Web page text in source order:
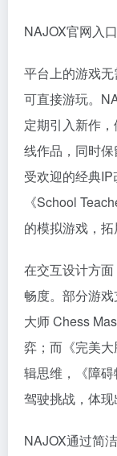
NAJOX官网入
平台上的游戏
可直接游玩。
定期引入新作
线作品，同时
受欢迎的经典
《School
的模拟游戏，拓
在交互设计方
畅度。部分游
大师 Chess
弈；而《完美
辑思维，《障
驾驶挑战，体现
NAJOX通过简